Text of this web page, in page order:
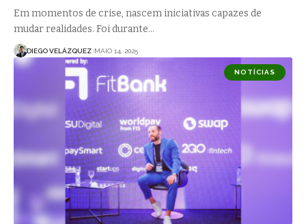
Em momentos de crise, nascem iniciativas capazes de
mudar realidades. Foi durante…
DIEGO VELÁZQUEZ MAIO 14, 2025
NOTÍCIAS